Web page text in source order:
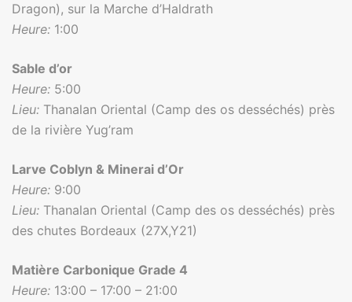
Dragon), sur la Marche d’Haldrath
Heure: 1:00
Sable d’or
Heure: 5:00
Lieu: Thanalan Oriental (Camp des os desséchés) près
de la rivière Yug’ram
Larve Coblyn & Minerai d’Or
Heure: 9:00
Lieu: Thanalan Oriental (Camp des os desséchés) près
des chutes Bordeaux (27X,Y21)
Matière Carbonique Grade 4
Heure: 13:00 – 17:00 – 21:00